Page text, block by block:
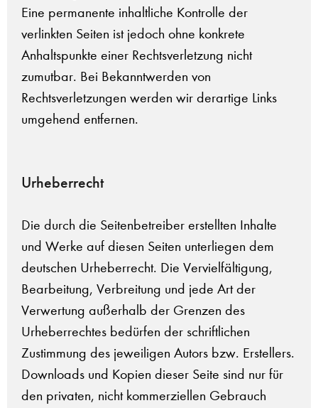
Eine permanente inhaltliche Kontrolle der
verlinkten Seiten ist jedoch ohne konkrete
Anhaltspunkte einer Rechtsverletzung nicht
zumutbar. Bei Bekanntwerden von
Rechtsverletzungen werden wir derartige Links
umgehend entfernen.
Urheberrecht
Die durch die Seitenbetreiber erstellten Inhalte
und Werke auf diesen Seiten unterliegen dem
deutschen Urheberrecht. Die Vervielfältigung,
Bearbeitung, Verbreitung und jede Art der
Verwertung außerhalb der Grenzen des
Urheberrechtes bedürfen der schriftlichen
Zustimmung des jeweiligen Autors bzw. Erstellers.
Downloads und Kopien dieser Seite sind nur für
den privaten, nicht kommerziellen Gebrauch